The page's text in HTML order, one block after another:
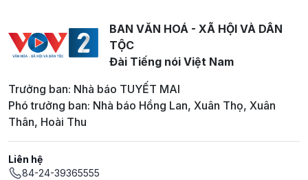
BAN VĂN HOÁ - XÃ HỘI VÀ DÂN
TỘC
Đài Tiếng nói Việt Nam
Trưởng ban: Nhà báo TUYẾT MAI
Phó trưởng ban: Nhà báo Hồng Lan, Xuân Thọ, Xuân
Thân, Hoài Thu
Liên hệ
84-24-39365555